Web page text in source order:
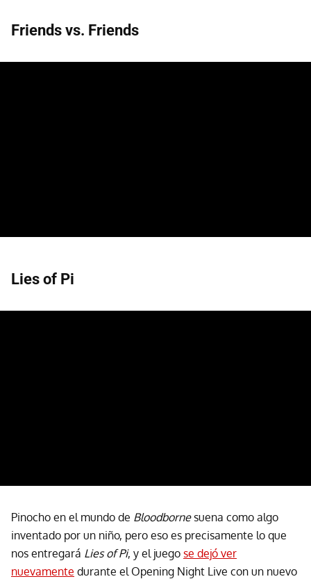
Friends vs. Friends
Lies of Pi
Pinocho en el mundo de Bloodbornesuena como algo
inventado por un niño, pero eso es precisamente lo que
nos entregará Lies of Pi, y el juego se dejó ver
nuevamente durante el Opening Night Live con un nuevo